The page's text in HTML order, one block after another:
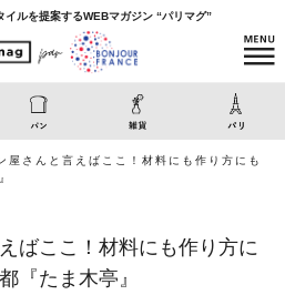
イルを提案するWEBマガジン “パリマグ”
屋さんと言えばここ！材料にも作り方にも
ばここ！材料にも作り方に
『たま木亭』